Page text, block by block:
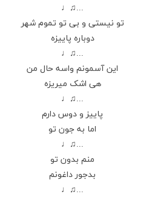
...♫♩
تو نیستی و‌ بی تو‌ تموم شهر
دوباره پاییزه
...♫♩
این آسمونم واسه حال من
هی اشک میریزه
...♫♩
پاییز و دوس دارم
اما به جون تو
...♫♩
منم بدون تو
بدجور داغونم
...♫♩